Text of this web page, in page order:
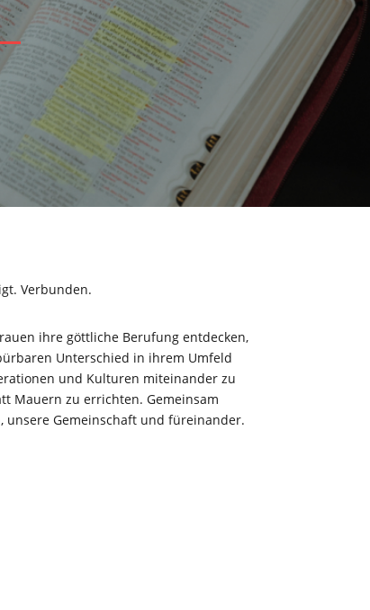
Verbunden.
ihre göttliche Berufung entdecken,
Unterschied in ihrem Umfeld
und Kulturen miteinander zu
Mauern zu errichten. Gemeinsam
Gemeinschaft und füreinander.